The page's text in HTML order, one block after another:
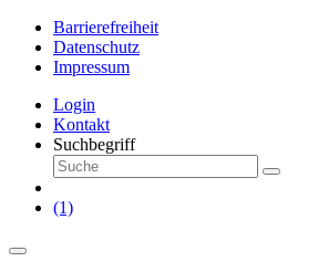
Barrierefreiheit
Datenschutz
Impressum
Login
Kontakt
Suchbegriff
(1)